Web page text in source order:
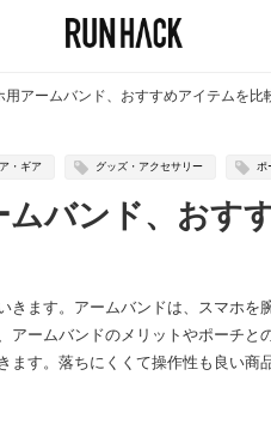
アームバンド、おすすめアイテムを比
・ギア グッズ・アクセサリー ポ
バンド、おす
きます。アームバンドは、スマホを
アームバンドのメリットやポーチと
す。落ちにくくて操作性も良い商